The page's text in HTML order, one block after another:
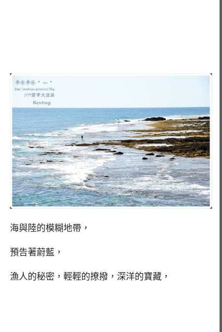
海與陸的模糊地帶，
預告著蔚藍，
漁人的秘密，輕輕的撩撥，深洋的寶藏，